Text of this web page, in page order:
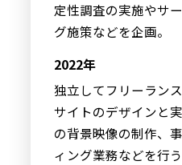
定性調査の実施やサ
グ施策などを企画。
2022年
独立してフリーラン
サイトのデザインと
の背景映像の制作、
ィング業務などを行う